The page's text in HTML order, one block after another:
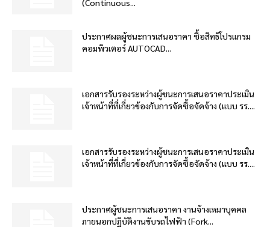
(Continuous...
ประกาศผลผู้ชนะการเสนอราคา ซื้อสิทธิโปรแกรม
คอมพิวเตอร์ AUTOCAD...
เอกสารรับรองระหว่างผู้ชนะการเสนอราคาประเมิน
เจ้าหน้าที่ที่เกี่ยวข้องกับการจัดซื้อจัดจ้าง (แบบ รร....
เอกสารรับรองระหว่างผู้ชนะการเสนอราคาประเมิน
เจ้าหน้าที่ที่เกี่ยวข้องกับการจัดซื้อจัดจ้าง (แบบ รร....
ประกาศผู้ชนะการเสนอราคา งานจ้างเหมาบุคคล
ภายนอกปฏิบัติงานขับรถไฟฟ้า (Fork...